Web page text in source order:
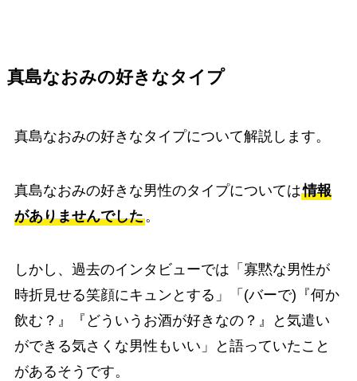
真島なおみの好きなタイプ
真島なおみの好きなタイプについて解説します。
真島なおみの好きな男性のタイプについては情報
がありませんでした。
しかし、過去のインタビューでは「寡黙な男性が
時折見せる笑顔にキュンとする」「(バーで)『何か
飲む？』『どういうお酒が好きなの？』と気遣い
ができる気さくな男性もいい」と語っていたこと
があるそうです。